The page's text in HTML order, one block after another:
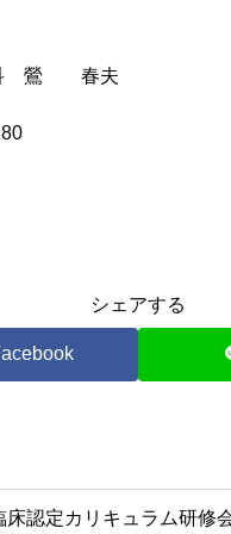
科 鶯 春夫
シェアする
認定カリキュラム研修